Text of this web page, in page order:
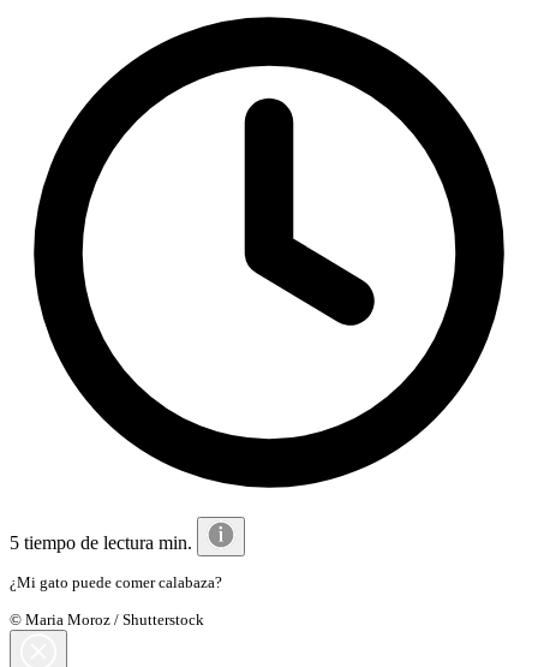
5 tiempo de lectura min.
¿Mi gato puede comer calabaza?
© Maria Moroz / Shutterstock